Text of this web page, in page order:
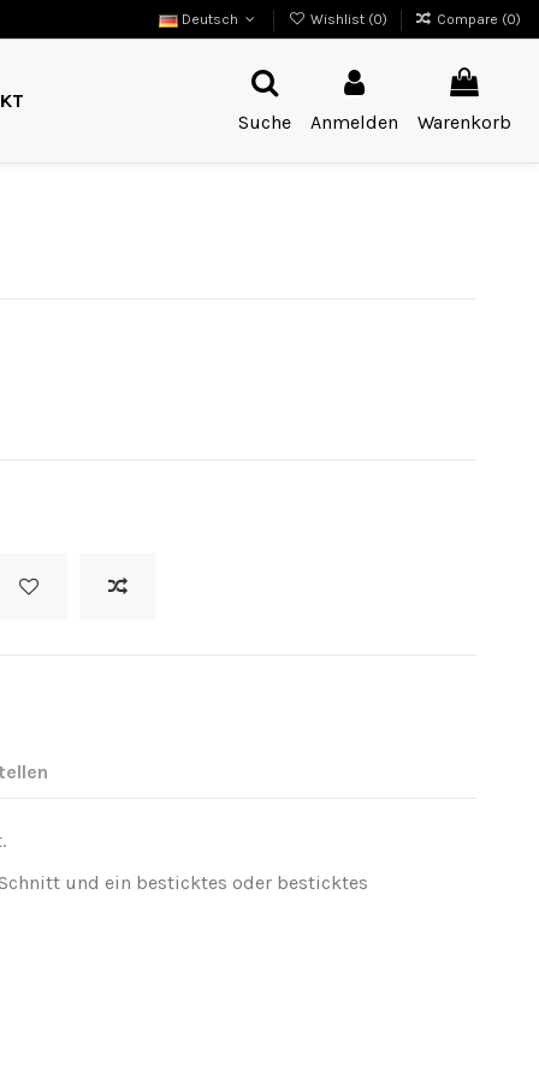
Deutsch Wishlist (0) Compare (0)
Suche
Anmelden Warenkorb
und ein besticktes oder besticktes